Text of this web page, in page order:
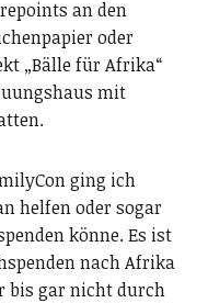
an den
oder
„Bälle für Afrika“
mit
ging ich
helfen oder sogar
könne. Es ist
nach Afrika
bis gar nicht durch